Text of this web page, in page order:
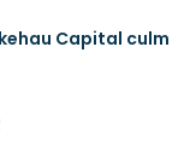
Capital